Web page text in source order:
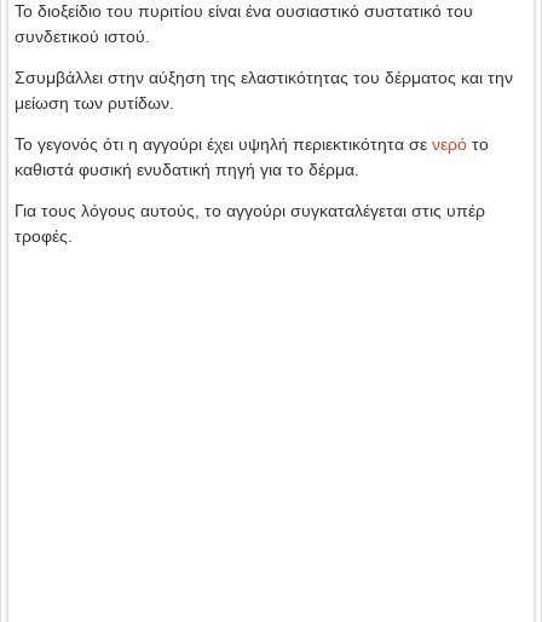
Το διοξείδιο του πυριτίου είναι ένα ουσιαστικό συστατικό του
συνδετικού ιστού.
Σσυμβάλλει στην αύξηση της ελαστικότητας του δέρματος και την
μείωση των ρυτίδων.
Το γεγονός ότι η αγγούρι έχει υψηλή περιεκτικότητα σε νερό το
καθιστά φυσική ενυδατική πηγή για το δέρμα.
Για τους λόγους αυτούς, το αγγούρι συγκαταλέγεται στις υπέρ
τροφές.